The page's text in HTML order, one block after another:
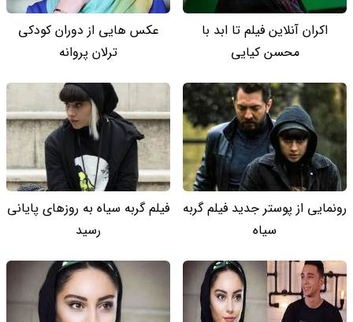
اکران آنلاین فیلم تا ابد با
محسن کیایی
عکس هایی از دوران کودکی
ترلان پروانه
رونمایی از پوستر جدید فیلم گربه
سیاه
فیلم گربه سیاه به روزهای پایانی
رسید